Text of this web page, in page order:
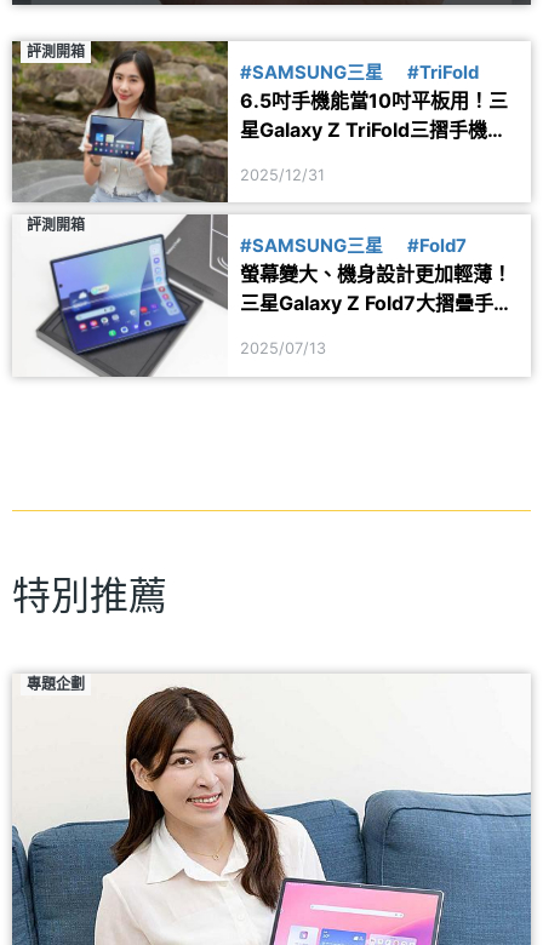
評測開箱
#SAMSUNG三星 #TriFold
6.5吋手機能當10吋平板用！三
星Galaxy Z TriFold三摺手機開
2025/12/31
評測開箱
#SAMSUNG三星 #Fold7
螢幕變大、機身設計更加輕薄！
三星Galaxy Z Fold7大摺疊手機
2025/07/13
特別推薦
專題企劃